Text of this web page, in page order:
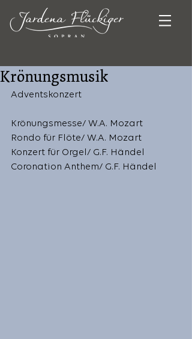
Krönungsmusik
Adventskonzert
Krönungsmesse/ W.A. Mozart
Rondo für Flöte/ W.A. Mozart
Konzert für Orgel/ G.F. Händel
Coronation Anthem/ G.F. Händel